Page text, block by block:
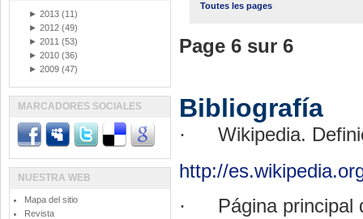
Toutes les pages
Page 6 sur 6
Bibliografía
·
Wikipedia.
http://
·
Página principal
► 2013 (11)
► 2012 (49)
► 2011 (53)
► 2010 (36)
► 2009 (47)
MARCADORES SOCIALES
NUESTRA WEB
Mapa del sitio
Revista